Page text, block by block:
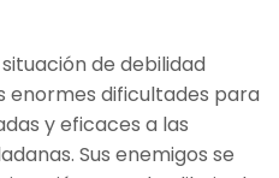
de debilidad
dificultades para
y eficaces a las
Sus enemigos se